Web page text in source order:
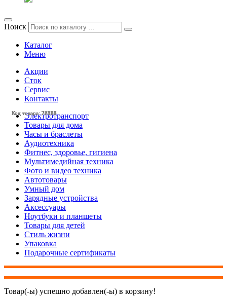
Код товара: 23123
Код товара: 28501
Код товара: 28003
Код товара: 28002
Код товара: 27773
Код товара: 27772
Код товара: 27765
Код товара: 27764
Код товара: 27757
Код товара: 27515
Код товара: 26308
Код товара: 26119
Поиск
Каталог
Меню
Акции
Сток
Сервис
Контакты
Электротранспорт
Товары для дома
Часы и браслеты
Аудиотехника
Фитнес, здоровье, гигиена
Мультимедийная техника
Фото и видео техника
Автотовары
Умный дом
Зарядные устройства
Аксессуары
Ноутбуки и планшеты
Товары для детей
Стиль жизни
Упаковка
Подарочные сертификаты
Товар(-ы) успешно добавлен(-ы) в корзину!